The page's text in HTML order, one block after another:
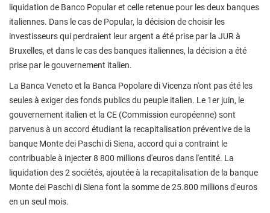
liquidation de Banco Popular et celle retenue pour les deux banques
italiennes. Dans le cas de Popular, la décision de choisir les
investisseurs qui perdraient leur argent a été prise par la JUR à
Bruxelles, et dans le cas des banques italiennes, la décision a été
prise par le gouvernement italien.
La Banca Veneto et la Banca Popolare di Vicenza n'ont pas été les
seules à exiger des fonds publics du peuple italien. Le 1er juin, le
gouvernement italien et la CE (Commission européenne) sont
parvenus à un accord étudiant la recapitalisation préventive de la
banque Monte dei Paschi di Siena, accord qui a contraint le
contribuable à injecter 8 800 millions d'euros dans l'entité. La
liquidation des 2 sociétés, ajoutée à la recapitalisation de la banque
Monte dei Paschi di Siena font la somme de 25.800 millions d'euros
en un seul mois.